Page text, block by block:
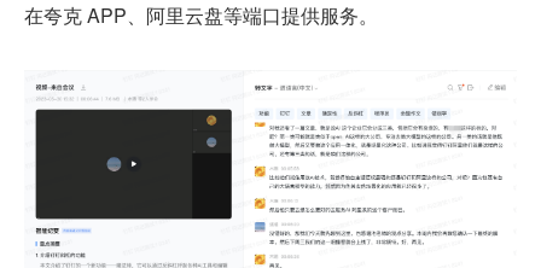
在夸克 APP、阿里云盘等端口提供服务。